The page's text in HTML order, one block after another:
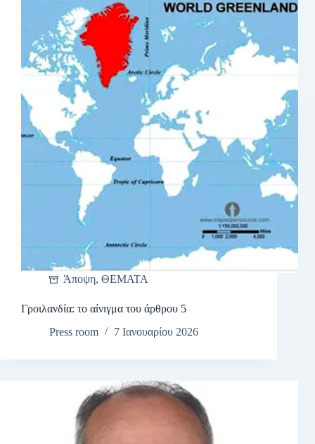
Άποψη, ΘΕΜΑΤΑ
Γροιλανδία: το αίνιγμα του άρθρου 5
Press room
7 Ιανουαρίου 2026